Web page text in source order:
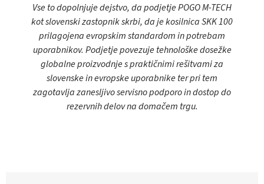
Vse to dopolnjuje dejstvo, da podjetje POGO M-TECH
kot slovenski zastopnik skrbi, da je kosilnica SKK 100
prilagojena evropskim standardom in potrebam
uporabnikov. Podjetje povezuje tehnološke dosežke
globalne proizvodnje s praktičnimi rešitvami za
slovenske in evropske uporabnike ter pri tem
zagotavlja zanesljivo servisno podporo in dostop do
rezervnih delov na domačem trgu.